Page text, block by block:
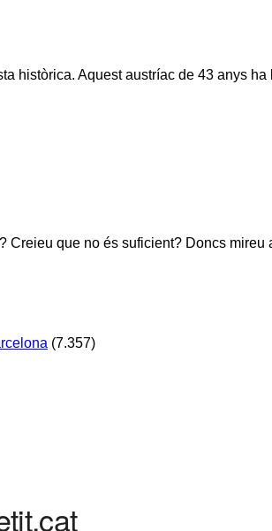
històrica. Aquest austríac de 43 anys
que no és suficient? Doncs
(7.357)